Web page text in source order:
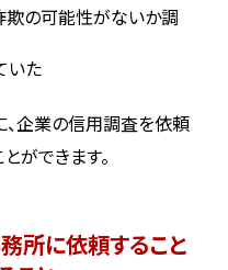
の可能性がないか調
いた
、企業の信用調査を依頼
ができます。
所に依頼すること